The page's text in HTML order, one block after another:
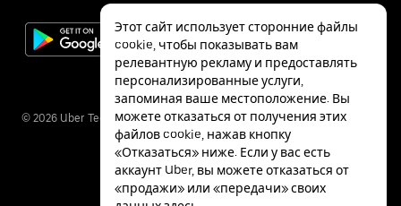
© 2026 Uber Technologies Inc.
Этот сайт использует сторонние файлы
cookie, чтобы показывать вам
релевантную рекламу и предоставлять
персонализированные услуги,
запоминая ваше местоположение. Вы
можете отказаться от получения этих
файлов cookie, нажав кнопку
«Отказаться» ниже. Если у вас есть
аккаунт Uber, вы можете отказаться от
«продажи» или «передачи» своих